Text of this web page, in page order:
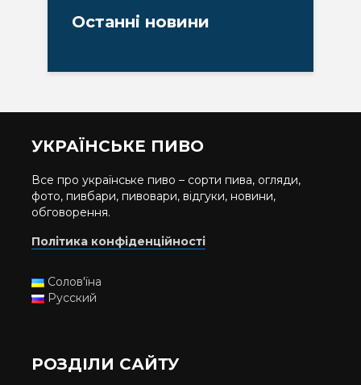
Останні новини
УКРАЇНСЬКЕ ПИВО
Все про українське пиво – сорти пива, огляди,
фото, пивбари, пивовари, відгуки, новини,
обговорення.
Політика конфіденційності
Солов'їна
Русский
РОЗДІЛИ САЙТУ